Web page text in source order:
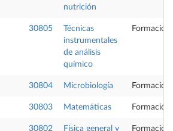
nutrición
30805
Técnicas
instrumentales
de análisis
químico
Formación
30804 Microbiología Formación
30803 Matemáticas Formación
30802
Física general y
Formación